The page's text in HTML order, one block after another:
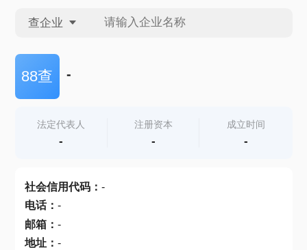
查企业
查企业
查产地
88查 -
法定代表人
-
注册资本
-
成立时间
-
社会信用代码： -
电话： -
邮箱： -
地址： -